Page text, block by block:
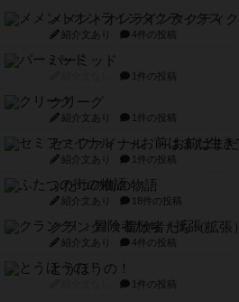
メメントオンラインタクティク
紹介文あり 4件の投稿
パーミッド
1件の投稿
クリーグ
紹介文あり 1件の投稿
セミファイナル ～お前はまだ
紹介文あり 1件の投稿
ふたつの街の物語
紹介文あり 18件の投稿
クランク! ：冒険者たち（拡張）
紹介文あり 4件の投稿
とうほうの！
1件の投稿